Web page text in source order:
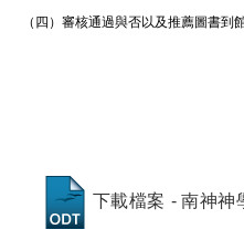
（四）審核通過與否以及推薦圖書到
下載檔案 - 南神